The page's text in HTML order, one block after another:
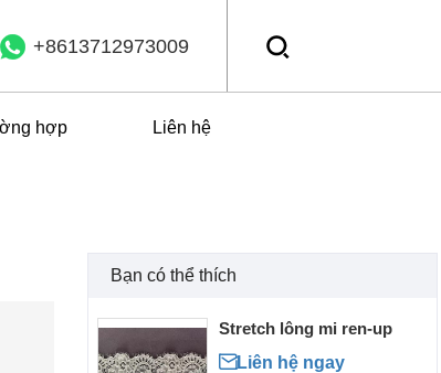
+8613712973009
hợp Liên hệ
Bạn có thể thích
Stretch lông mi ren-up
Liên hệ ngay